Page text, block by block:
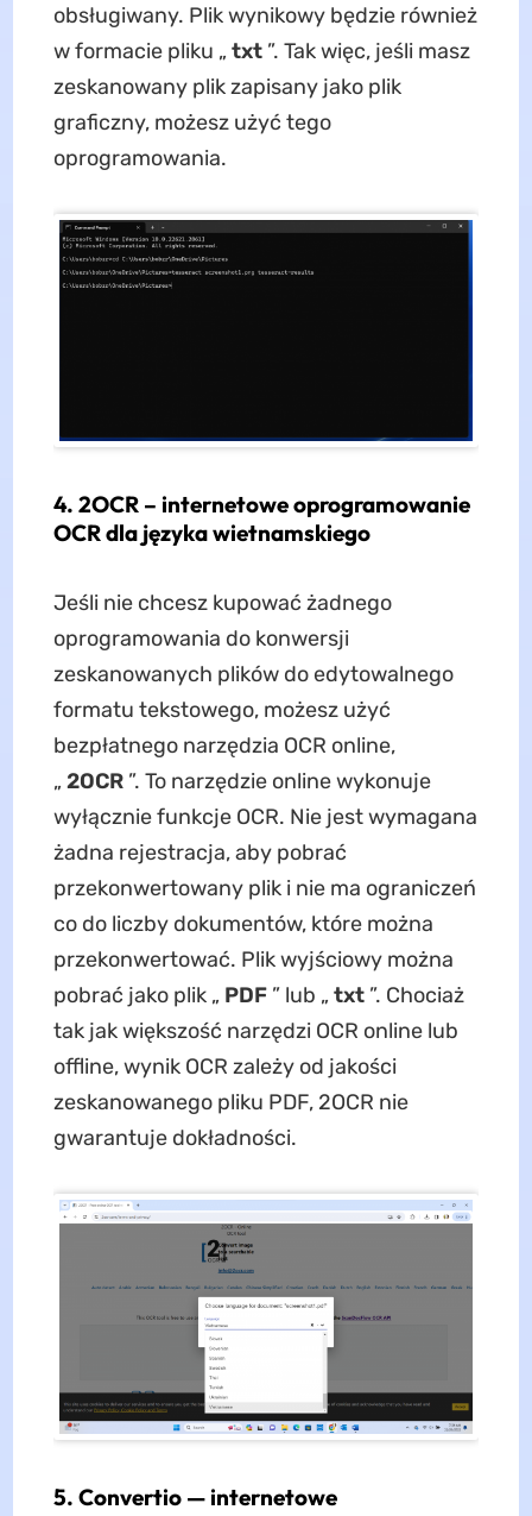
obsługiwany. Plik wynikowy będzie również
w formacie pliku „ txt”. Tak więc, jeśli masz
zeskanowany plik zapisany jako plik
graficzny, możesz użyć tego
oprogramowania.
4. 2OCR – internetowe oprogramowanie
OCR dla języka wietnamskiego
Jeśli nie chcesz kupować żadnego
oprogramowania do konwersji
zeskanowanych plików do edytowalnego
formatu tekstowego, możesz użyć
bezpłatnego narzędzia OCR online,
„ 2OCR”. To narzędzie online wykonuje
wyłącznie funkcje OCR. Nie jest wymagana
żadna rejestracja, aby pobrać
przekonwertowany plik i nie ma ograniczeń
co do liczby dokumentów, które można
przekonwertować. Plik wyjściowy można
pobrać jako plik „ PDF” lub „ txt”. Chociaż
tak jak większość narzędzi OCR online lub
offline, wynik OCR zależy od jakości
zeskanowanego pliku PDF, 2OCR nie
gwarantuje dokładności.
5. Convertio — internetowe